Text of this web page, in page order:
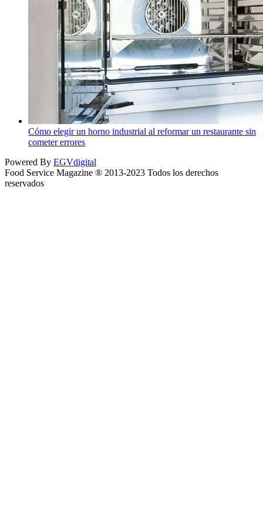
Cómo elegir un horno industrial al reformar un restaurante sin
cometer errores
Powered By EGVdigital
Food Service Magazine ® 2013-2023 Todos los derechos
reservados